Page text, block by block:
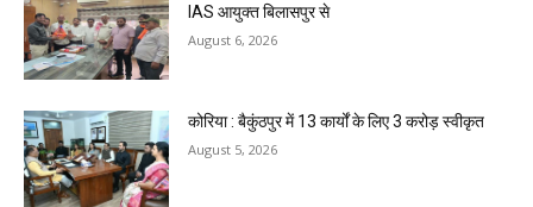
IAS आयुक्त बिलासपुर से
August 6, 2026
कोरिया : बैकुंठपुर में 13 कार्यों के लिए 3 करोड़ स्वीकृत
August 5, 2026